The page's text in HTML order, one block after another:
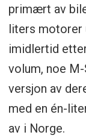
primært av
liters motorer
imidlertid
volum, noe
versjon av
med en én-
av i Norge.